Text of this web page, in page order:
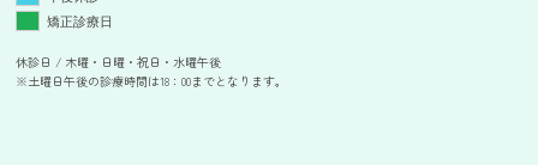
矯正診療日
休診日 / 木曜・日曜・祝日・水曜午後
※土曜日午後の診療時間は18：00までとなります。